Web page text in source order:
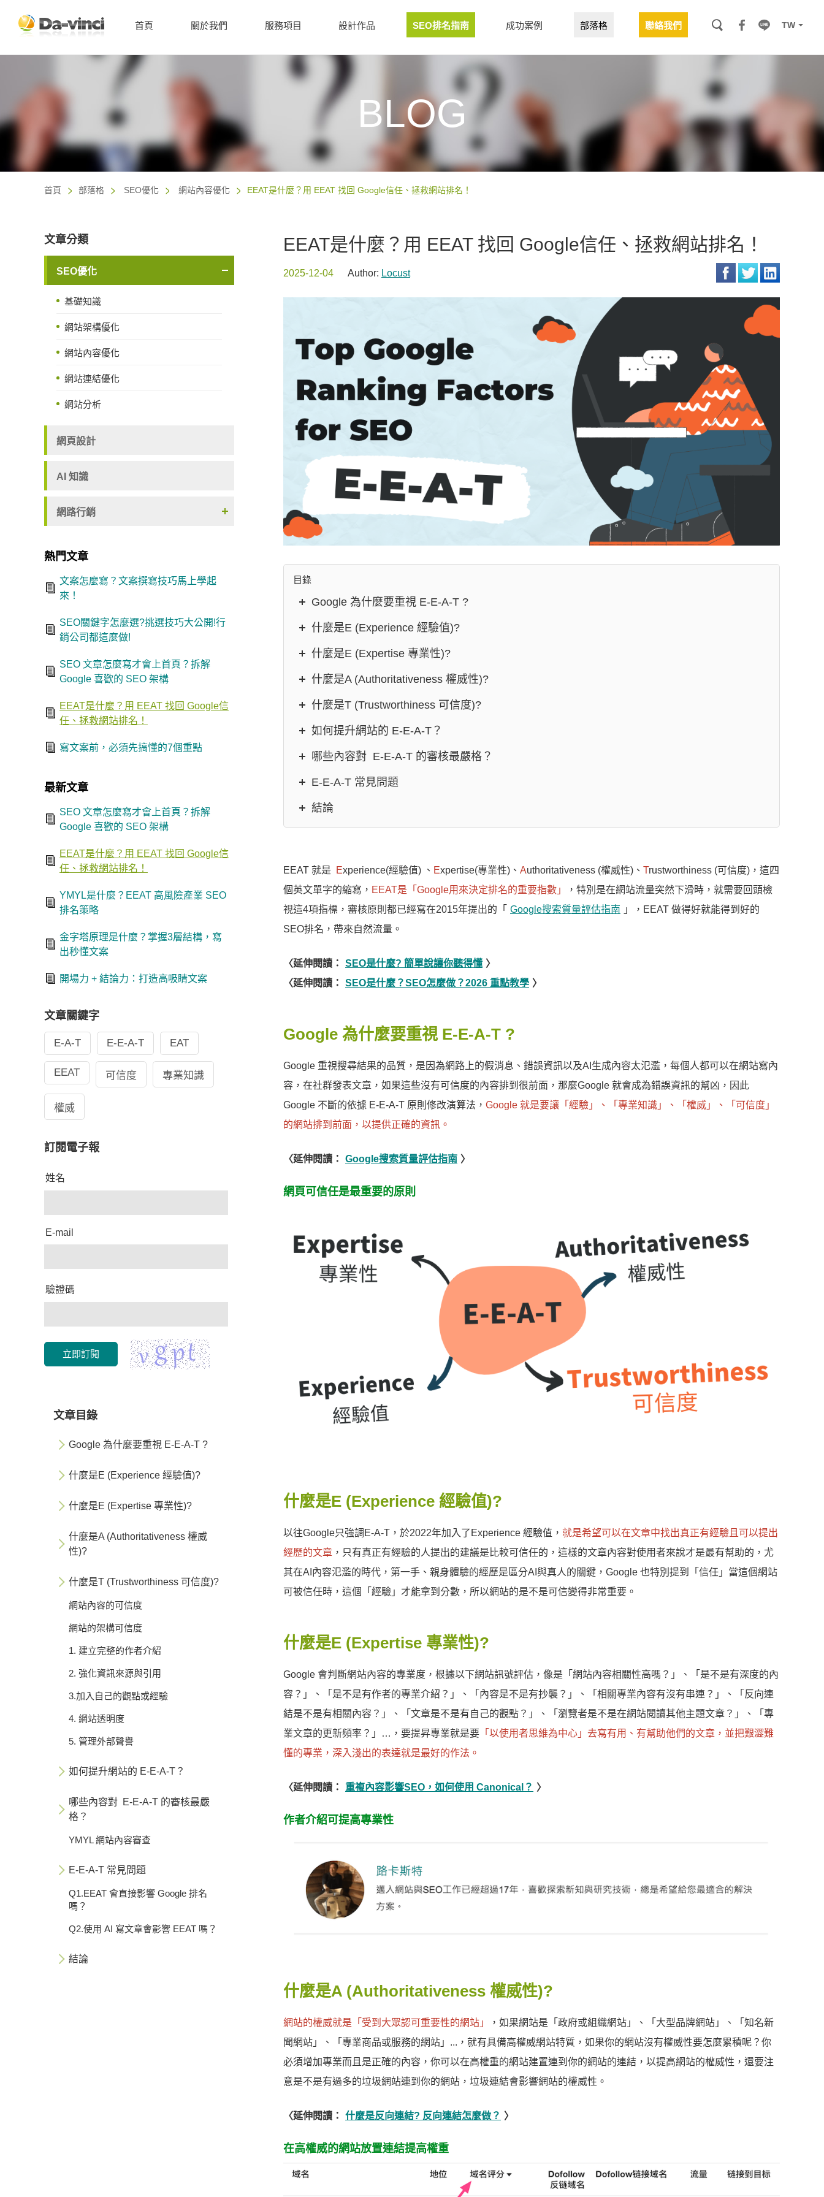
TW
首頁 關於我們 服務項目 設計作品 SEO排名指南 成功案例 部落格 聯絡我們
BLOG
首頁 部落格 SEO優化 網站內容優化 EEAT是什麼？用 EEAT 找回 Google信任、拯救網站排名！
EEAT是什麼？用 EEAT 找回 Google信任、拯救網站排名！
2025-12-04 Author: Locust
目錄
Google 為什麼要重視 E-E-A-T ?
什麼是E (Experience 經驗值)?
什麼是E (Expertise 專業性)?
什麼是A (Authoritativeness 權威性)?
什麼是T (Trustworthiness 可信度)?
如何提升網站的 E-E-A-T？
哪些內容對 E-E-A-T 的審核最嚴格？
E-E-A-T 常見問題
結論
EEAT 就是 Experience(經驗值) 、 Expertise(專業性)、 Authoritativeness (權威性)、 Trustworthiness (可信度)，這四
個英文單字的縮寫， EEAT是「Google用來決定排名的重要指數」
，特別是在網站流量突然下滑時，就需要回頭檢
視這4項指標，審核原則都已經寫在2015年提出的「 Google搜索質量評估指南 」，EEAT 做得好就能得到好的
SEO排名，帶來自然流量。
〈延伸閱讀： SEO是什麼? 簡單說讓你聽得懂 〉
〈延伸閱讀：
SEO是什麼？SEO怎麼做？2026 重點教學 〉
Google 為什麼要重視 E-E-A-T ?
Google 重視搜尋結果的品質，是因為網路上的假消息、錯誤資訊以及AI生成內容太氾濫，每個人都可以在網站寫內
容，在社群發表文章，如果這些沒有可信度的內容排到很前面，那麼Google 就會成為錯誤資訊的幫凶，因此
Google 不斷的依據 E-E-A-T 原則修改演算法， Google 就是要讓「經驗」、「專業知識」、「權威」、「可信度」
的網站排到前面，以提供正確的資訊。
〈延伸閱讀： Google搜索質量評估指南 〉
網頁可信任是最重要的原則
什麼是E (Experience 經驗值)?
以往Google只強調E-A-T，於2022年加入了Experience 經驗值， 就是希望可以在文章中找出真正有經驗且可以提出
經歷的文章 ，只有真正有經驗的人提出的建議是比較可信任的，這樣的文章內容對使用者來說才是最有幫助的，尤
其在AI內容氾濫的時代，第一手、親身體驗的經歷是區分AI與真人的關鍵，Google 也特別提到「信任」當這個網站
可被信任時，這個「經驗」才能拿到分數，所以網站的是不是可信變得非常重要。
什麼是E (Expertise 專業性)?
Google 會判斷網站內容的專業度，根據以下網站訊號評估，像是「網站內容相關性高嗎？」、「是不是有深度的內
容？」、「是不是有作者的專業介紹？」、「內容是不是有抄襲？」、「相關專業內容有沒有串連？」、「反向連
結是不是有相關內容？」、「文章是不是有自己的觀點？」、「瀏覽者是不是在網站閱讀其他主題文章？」、「專
業文章的更新頻率？」…，要提昇專業就是要 「以使用者思維為中心」去寫有用、有幫助他們的文章，並把艱澀難
懂的專業，深入淺出的表達就是最好的作法。
〈延伸閱讀： 重複內容影響SEO，如何使用 Canonical？ 〉
作者介紹可提高專業性
什麼是A (Authoritativeness 權威性)?
網站的權威就是「受到大眾認可重要性的網站」
，如果網站是「政府或組織網站」、「大型品牌網站」、「知名新
聞網站」、「專業商品或服務的網站」...，就有具備高權威網站特質，如果你的網站沒有權威性要怎麼累積呢？你
必須增加專業而且是正確的內容，你可以在高權重的網站建置連到你的網站的連結，以提高網站的權威性，還要注
意是不是有過多的垃圾網站連到你的網站，垃圾連結會影響網站的權威性。
〈延伸閱讀： 什麼是反向連結? 反向連結怎麼做？ 〉
在高權威的網站放置連結提高權重
文章分類
SEO優化
基礎知識
網站架構優化
網站內容優化
網站連結優化
網站分析
網頁設計
AI 知識
網路行銷
熱門文章
文案怎麼寫？文案撰寫技巧馬上學起
來！
SEO關鍵字怎麼選?挑選技巧大公開!行
銷公司都這麼做!
SEO 文章怎麼寫才會上首頁？拆解
Google 喜歡的 SEO 架構
EEAT是什麼？用 EEAT 找回 Google信
任、拯救網站排名！
寫文案前，必須先搞懂的7個重點
最新文章
SEO 文章怎麼寫才會上首頁？拆解
Google 喜歡的 SEO 架構
EEAT是什麼？用 EEAT 找回 Google信
任、拯救網站排名！
YMYL是什麼？EEAT 高風險產業 SEO
排名策略
金字塔原理是什麼？掌握3層結構，寫
出秒懂文案
開場力 + 結論力：打造高吸睛文案
文章關鍵字
E-A-T E-E-A-T EAT
EEAT 可信度 專業知識
權威
訂閱電子報
姓名
E-mail
驗證碼
立即訂閱
文章目錄
Google 為什麼要重視 E-E-A-T ?
什麼是E (Experience 經驗值)?
什麼是E (Expertise 專業性)?
什麼是A (Authoritativeness 權威
性)?
什麼是T (Trustworthiness 可信度)?
網站內容的可信度
網站的架構可信度
1. 建立完整的作者介紹
2. 強化資訊來源與引用
3.加入自己的觀點或經驗
4. 網站透明度
5. 管理外部聲譽
如何提升網站的 E-E-A-T？
哪些內容對 E-E-A-T 的審核最嚴
格？
YMYL 網站內容審查
E-E-A-T 常見問題
Q1.EEAT 會直接影響 Google 排名
嗎？
Q2.使用 AI 寫文章會影響 EEAT 嗎？
結論